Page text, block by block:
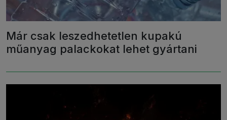
Már csak leszedhetetlen kupakú
műanyag palackokat lehet gyártani